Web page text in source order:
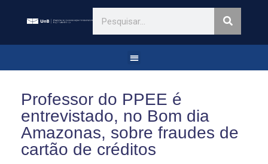
Professor do PPEE é
entrevistado, no Bom dia
Amazonas, sobre fraudes de
cartão de créditos